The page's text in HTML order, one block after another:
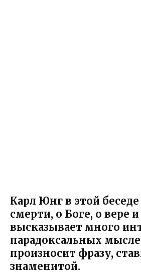
Карл Юнг в этой
смерти, о Боге, о вере и
высказывает много
парадоксальных
произносит фразу,
знаменитой.